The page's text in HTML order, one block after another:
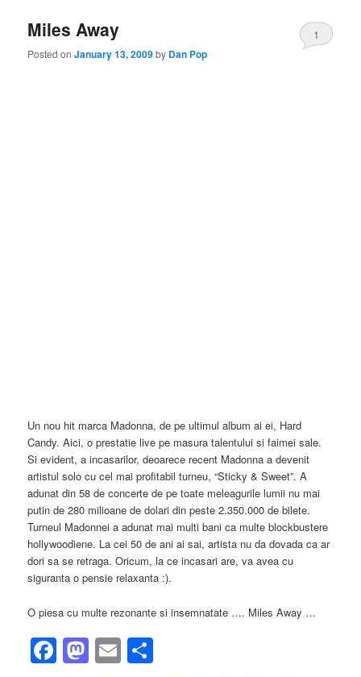
Miles Away
Posted onJanuary 13, 2009by Dan Pop
1
Un nou hit marca Madonna, de pe ultimul album ai ei, Hard
Candy. Aici, o prestatie live pe masura talentului si faimei sale.
Si evident, a incasarilor, deoarece recent Madonna a devenit
artistul solo cu cel mai profitabil turneu, “Sticky & Sweet”. A
adunat din 58 de concerte de pe toate meleagurile lumii nu mai
putin de 280 milioane de dolari din peste 2.350.000 de bilete.
Turneul Madonnei a adunat mai multi bani ca multe blockbustere
hollywoodiene. La cei 50 de ani ai sai, artista nu da dovada ca ar
dori sa se retraga. Oricum, la ce incasari are, va avea cu
siguranta o pensie relaxanta :).
O piesa cu multe rezonante si insemnatate …. Miles Away …
Facebook
Mastodon
Email